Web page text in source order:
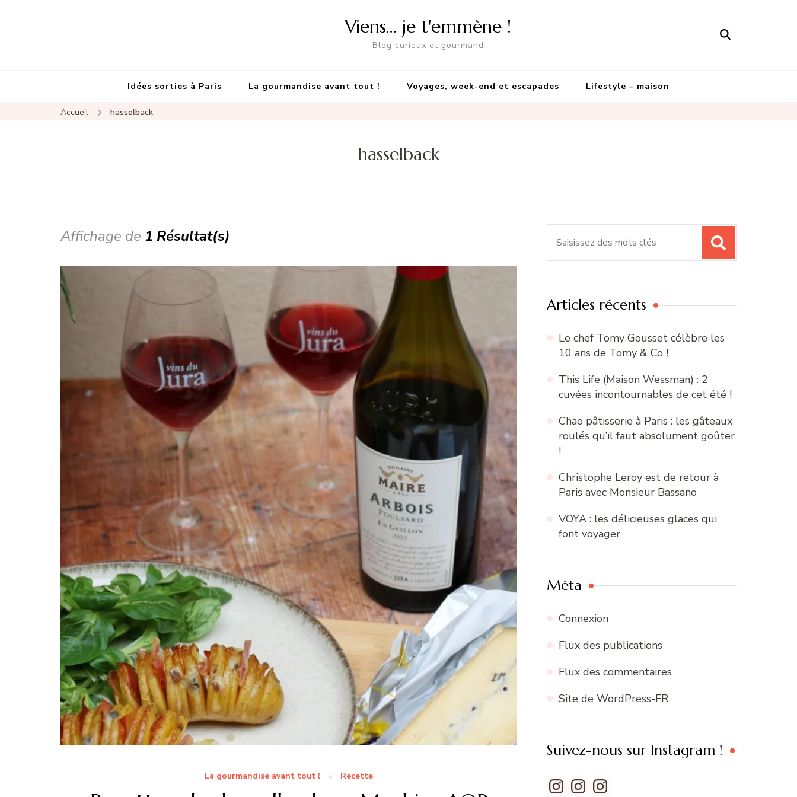
Viens… je t'emmène !
Blog curieux et gourmand
Idées sorties à Paris La gourmandise avant tout ! Voyages, week-end et escapades Lifestyle – maison
Accueil hasselback
hasselback
Affichage de 1 Résultat(s)
La gourmandise avant tout ! Recette
Articles récents
Le chef Tomy Gousset célèbre les
10 ans de Tomy & Co !
This Life (Maison Wessman) : 2
cuvées incontournables de cet été !
Chao pâtisserie à Paris : les gâteaux
roulés qu’il faut absolument goûter
!
Christophe Leroy est de retour à
Paris avec Monsieur Bassano
VOYA : les délicieuses glaces qui
font voyager
Méta
Connexion
Flux des publications
Flux des commentaires
Site de WordPress-FR
Suivez-nous sur Instagram !
Instagram
InstagramInstagram